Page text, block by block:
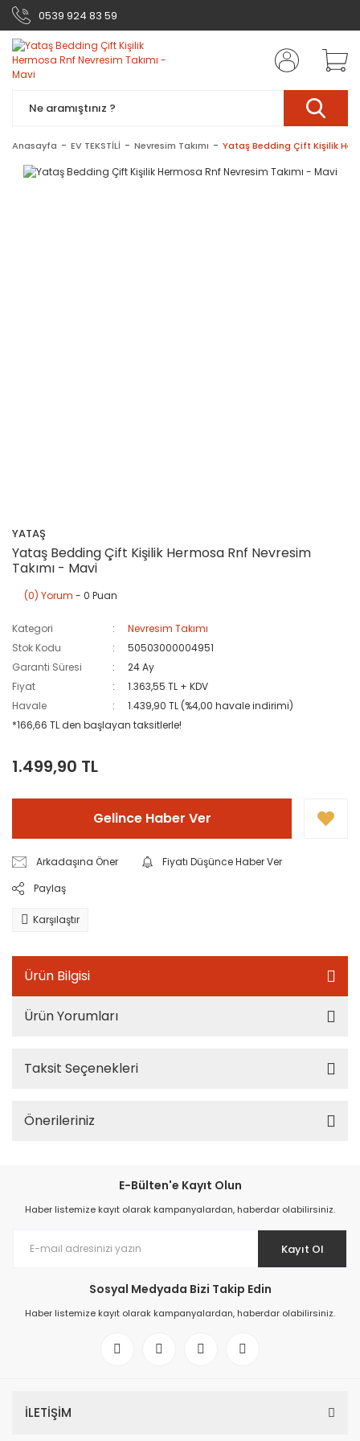
0539 924 83 59
Anasayfa EV TEKSTİLİ Nevresim Takımı Yataş Bedding Çift Kişilik
YATAŞ
Yataş Bedding Çift Kişilik Hermosa Rnf Nevresim
Takımı - Mavi
(0) Yorum - 0 Puan
Kategori
Nevresim Takımı
Stok Kodu
50503000004951
Garanti Süresi
24 Ay
Fiyat
1.363,55 TL + KDV
Havale
1.439,90 TL (%4,00 havale indirimi)
*166,66 TL den başlayan taksitlerle!
1.499,90 TL
Gelince Haber Ver
Arkadaşına Öner
Fiyatı Düşünce Haber Ver
Paylaş
Karşılaştır
Ürün Bilgisi
Ürün Yorumları
Taksit Seçenekleri
Önerileriniz
E-Bülten'e Kayıt Olun
Haber listemize kayıt olarak kampanyalardan, haberdar olabilirsiniz.
Kayıt Ol
Sosyal Medyada Bizi Takip Edin
Haber listemize kayıt olarak kampanyalardan, haberdar olabilirsiniz.
İLETİŞİM